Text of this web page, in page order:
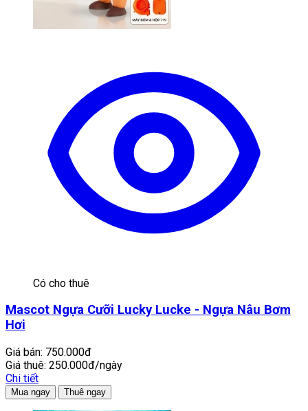
Có cho thuê
Mascot Ngựa Cưỡi Lucky Lucke - Ngựa Nâu Bơm
Hơi
Giá bán: 750.000đ
Giá thuê: 250.000đ/ngày
Chi tiết
Mua ngay Thuê ngay